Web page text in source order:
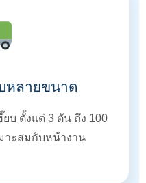
หลายขนาด
บ ตั้งแต่ 3 ตัน ถึง 100
าะสมกับหน้างาน